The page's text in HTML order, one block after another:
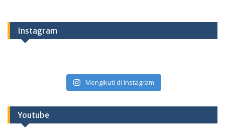
Instagram
Mengikuti di Instagram
Youtube